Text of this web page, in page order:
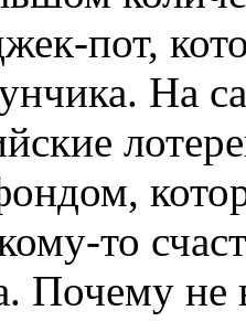
пот,
На
то
Почему не